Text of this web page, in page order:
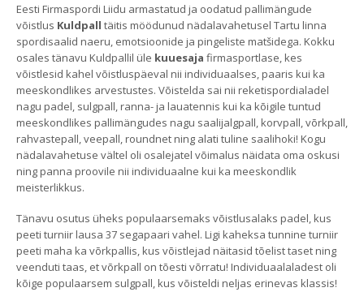
Eesti Firmaspordi Liidu armastatud ja oodatud pallimängude
võistlus Kuldpall täitis möödunud nädalavahetusel Tartu linna
spordisaalid naeru, emotsioonide ja pingeliste matšidega. Kokku
osales tänavu Kuldpallil üle kuuesaja firmasportlase, kes
võistlesid kahel võistluspäeval nii individuaalses, paaris kui ka
meeskondlikes arvestustes. Võistelda sai nii reketispordialadel
nagu padel, sulgpall, ranna- ja lauatennis kui ka kõigile tuntud
meeskondlikes pallimängudes nagu saalijalgpall, korvpall, võrkpall,
rahvastepall, veepall, roundnet ning alati tuline saalihoki! Kogu
nädalavahetuse vältel oli osalejatel võimalus näidata oma oskusi
ning panna proovile nii individuaalne kui ka meeskondlik
meisterlikkus.
Tänavu osutus üheks populaarsemaks võistlusalaks padel, kus
peeti turniir lausa 37 segapaari vahel. Ligi kaheksa tunnine turniir
peeti maha ka võrkpallis, kus võistlejad näitasid tõelist taset ning
veenduti taas, et võrkpall on tõesti võrratu! Individuaalaladest oli
kõige populaarsem sulgpall, kus võisteldi neljas erinevas klassis!